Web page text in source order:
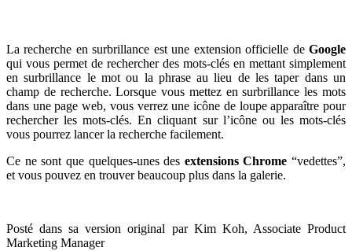
La recherche en surbrillance est une extension officielle deGoogle
qui vous permet de rechercher des mots-clés en mettant simplement
en surbrillance le mot ou la phrase au lieu de les taper dans un
champ de recherche.Lorsque vous mettez en surbrillance les mots
dans une page web, vous verrez une icône de loupe apparaître pour
rechercher les mots-clés. En cliquant sur l’icône ou les mots-clés
vous pourrez lancer la recherche facilement.
Ce ne sont que quelques-unes des extensions Chrome “vedettes”,
et vous pouvez en trouver beaucoup plus dans la galerie.
Posté dans sa version original par Kim Koh, Associate Product
Marketing Manager